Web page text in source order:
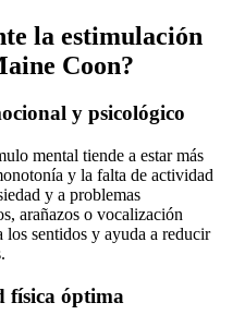
la estimulación
Coon?
y psicológico
mental tiende a estar más
y la falta de actividad
y a problemas
arañazos o vocalización
sentidos y ayuda a reducir
física óptima